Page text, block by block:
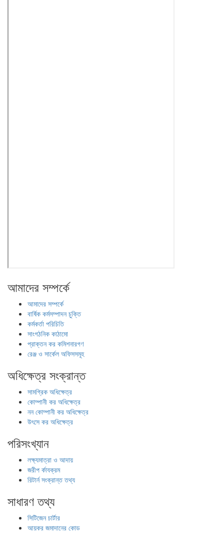
আমাদের সম্পর্কে
আমাদের সম্পর্কে
বার্ষিক কর্মসম্পাদন চুক্তি
কর্মকর্তা পরিচিতি
সাংগঠনিক কাঠামো
প্রাক্তন কর কমিশনারগণ
রেঞ্জ ও সার্কেল অফিসসমূহ
অধিক্ষেত্র সংক্রান্ত
সামগ্রিক অধিক্ষেত্র
কোম্পানী কর অধিক্ষেত্র
নন কোম্পানী কর অধিক্ষেত্র
উৎসে কর অধিক্ষেত্র
পরিসংখ্যান
লক্ষ্যমাত্রা ও আদায়
জরীপ র্কাযক্রম
রিটার্ন সংক্রান্ত তথ্য
সাধারণ তথ্য
সিটিজেন চার্টার
আয়কর জমাদানের কোড